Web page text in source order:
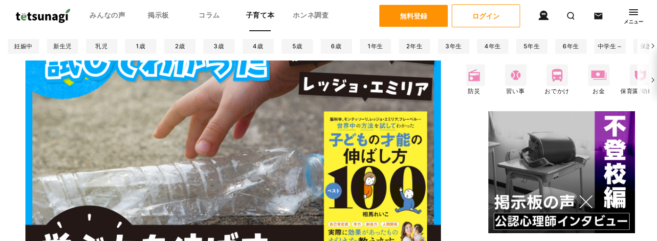
みんなの声 掲示板 コラム 子育て本 ホンネ調査 無料登録 ログイン
メニュー
妊娠中 新生児 乳児 1歳 2歳 3歳 4歳 5歳 6歳 1年生 2年生 3年生 4年生 5年生 6年生 中学生～ 保護
人間関係 学校 食事 健康/病気 妊娠/出産 生活/暮らし 絵本 夫婦関係 防災 習い事 おでかけ お金 保育園/幼稚